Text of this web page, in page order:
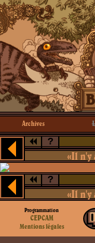
Archives
?
«Il n'y
?
«Il n'y
Programmation
CEPCAM
Mentions légales